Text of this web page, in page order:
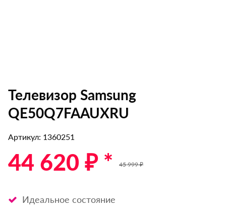
Телевизор Samsung
QE50Q7FAAUXRU
Артикул: 1360251
44 620 ₽ * 45 999 ₽
Идеальное состояние